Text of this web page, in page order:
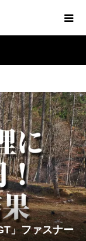
」ファスナー